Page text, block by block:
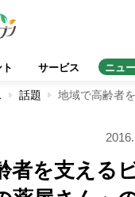
サービス ニュ
話題 地域で高齢者
者を支える